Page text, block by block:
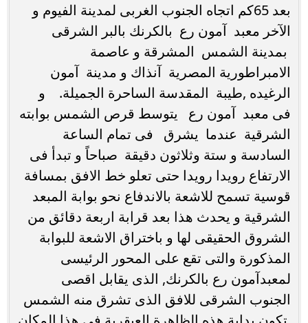
بعد 65كم اتجاه الجنوب الغربى لمدينة الفيوم و
الآخر معبد آمون رع بالكرنك بالبر الشرقى
بمدينة الشمس المشرقة و عاصمة
الامبراطورية المصرية آنذاك و مدينة آمون
الرغيده ,طيبة المقدسة الساحرة الجميلة. و
فى معبد آمون رع يتوسط قرص الشمس بوابته
الشرقية عندما يشرق فى تمام الساعة
السادسة و ستة وثلاثون دقيقة صباحاً و تبدأ فى
الارتفاع رويدا رويدا حتى تعلو خط الافق بمسافة
قوسية تسمح للاشعة بالاندفاع نحو بوابة المبعد
الشرقية و يحدث هذا بعد قرابة اربعة دقائق من
الشروق الحقيقى لها و باختراق الاشعة للبوابة
المذكورة والتى تقع على المحور الرئيسى
لمعبدآمون رع بالكرنك, الذى يقابل اقصى
الجنوب الشرقى للافق الذى تشرق منه الشمس